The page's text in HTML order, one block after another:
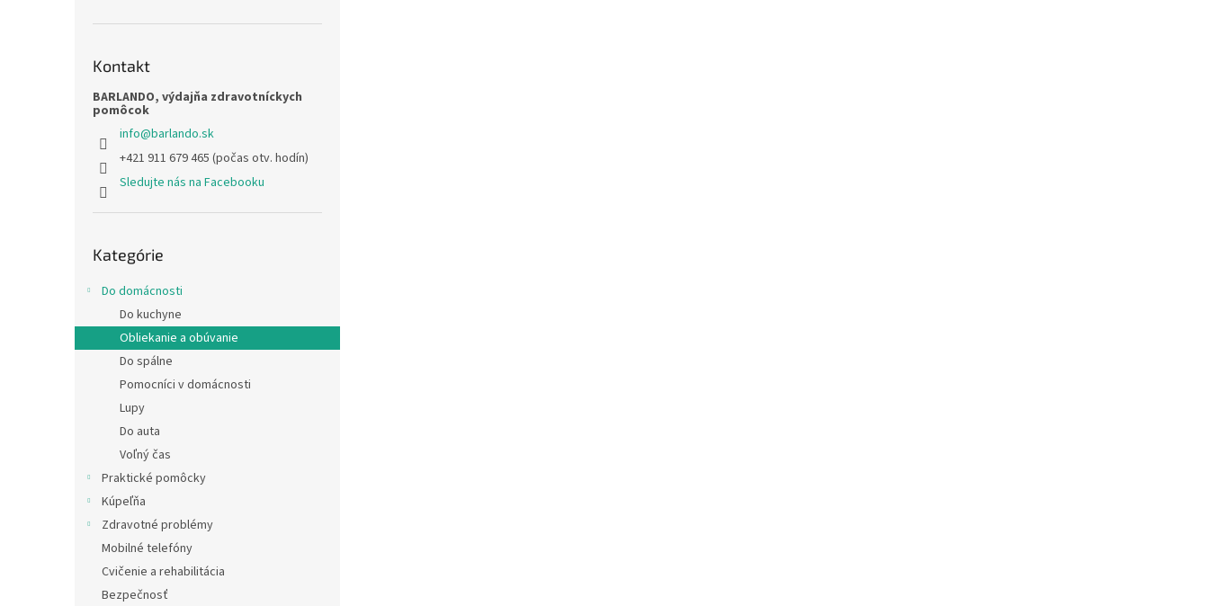
Kontakt
BARLANDO, výdajňa zdravotníckych
pomôcok
info@barlando.sk
+421 911 679 465 (počas otv. hodín)
Sledujte nás na Facebooku
kategórie
Kategórie
Do domácnosti
Do kuchyne
Obliekanie a obúvanie
Do spálne
Pomocníci v domácnosti
Lupy
Do auta
Voľný čas
Praktické pomôcky
Kúpeľňa
Zdravotné problémy
Mobilné telefóny
Cvičenie a rehabilitácia
Bezpečnosť